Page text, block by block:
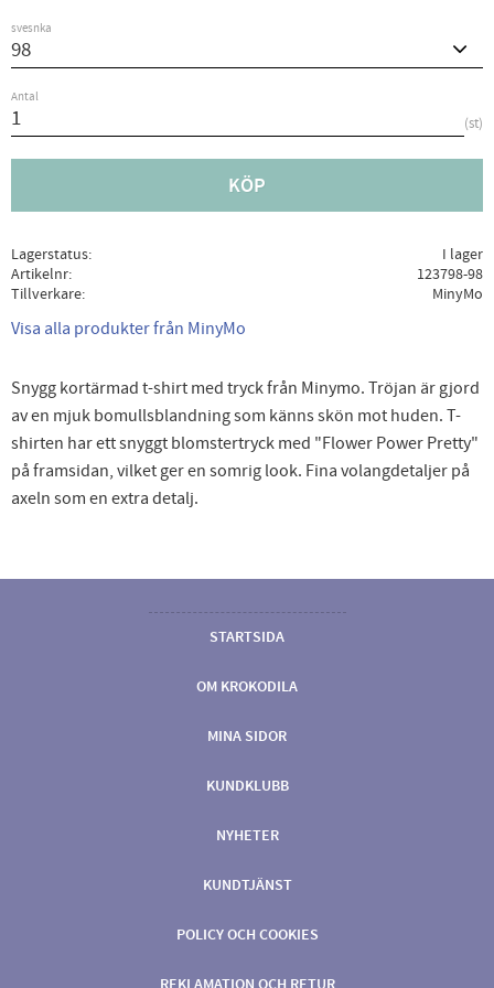
svesnka
Antal
st
KÖP
Lagerstatus
I lager
Artikelnr
123798-98
Tillverkare
MinyMo
Visa alla produkter från MinyMo
Snygg kortärmad t-shirt med tryck från Minymo. Tröjan är gjord
av en mjuk bomullsblandning som känns skön mot huden. T-
shirten har ett snyggt blomstertryck med "Flower Power Pretty"
på framsidan, vilket ger en somrig look. Fina volangdetaljer på
axeln som en extra detalj.
STARTSIDA
OM KROKODILA
MINA SIDOR
KUNDKLUBB
NYHETER
KUNDTJÄNST
POLICY OCH COOKIES